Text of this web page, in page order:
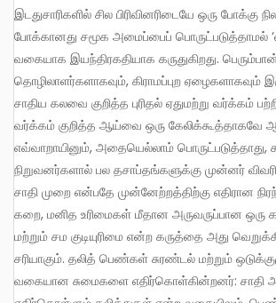
இடதுசாரிகளில் சில பிரிவினரிடையே ஒரு போக்கு நிலவுகிறது. அந்தப்
போக்கானது சமூக அமைப்பைப் பொருட்படுத்தாமல்
வகையாக இயந்திரகதியாக கருதுகிறது.
தொழிலாளர்களாகவும், கிராமப்புற ஏழைகளாகவும்
சாதிய கலவை குறித்த புரிதல் ஏதுமற்று வர்க்கம்
வர்க்கம் குறித்த ஆய்வை ஒரு கேலிக்கூத்தாகவே
எவ்வாறாயினும், அதையெல்லாம் பொருட்படுத்தாது,
நிறுவனர்களால் பல தசாப்தங்களுக்கு முன்னர்
சாதி முறை என்பதே முன்னேற்றத்திற்கு எதிரான
கறை, மனித உரிமைகள் மீதான அருவருப்பான ஒரு
மற்றும் சம குடியுரிமை என்ற கருத்தை அது
சரியாகும். தலித் பெண்கள் சுரண்டல் மற்றும்
வகையான சுமைகளை எதிர்கொள்கின்றனர்: சாதி